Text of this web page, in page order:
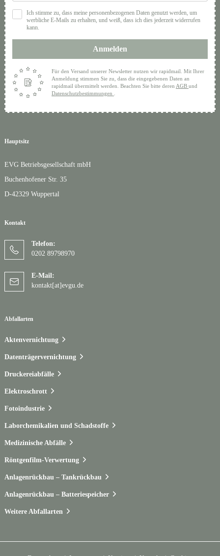
Hauptsitz
EVG Betriebsgesellschaft mbH
Buchenhofener Str. 35
D-42329 Wuppertal
Kontakt
Telefon:
0202 89798970
E-Mail:
kontakt[at]evgu.de
Abfallarten
Aktenvernichtung
Datenträgervernichtung
Druckereiabfälle
Elektroschrott
Fotoindustrie
Laborchemikalien und Schadstoffe
Medizinische Abfälle
Röntgenfilm-Verwertung
Anlagenrückbau – Tankrückbau
Anlagenrückbau – Batteriespeicher
Weitere Abfallarten
Ich stimme zu, dass meine personenbezogenen Daten genutzt werden, um
werbliche E-Mails zu erhalten, und weiß, dass ich dies jederzeit widerrufen
kann.
Anmelden
Für den Versand unserer Newsletter nutzen wir rapidmail. Mit Ihrer
Anmeldung stimmen Sie zu, dass die eingegebenen Daten an
rapidmail übermittelt werden. Beachten Sie bitte deren AGB und
Datenschutzbestimmungen